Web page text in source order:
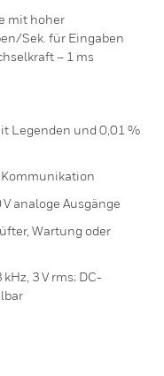
mit hoher
Sek. für Eingaben
– 1 ms
Legenden und 0,01 %
analoge Ausgänge
Wartung oder
3 V rms; DC-